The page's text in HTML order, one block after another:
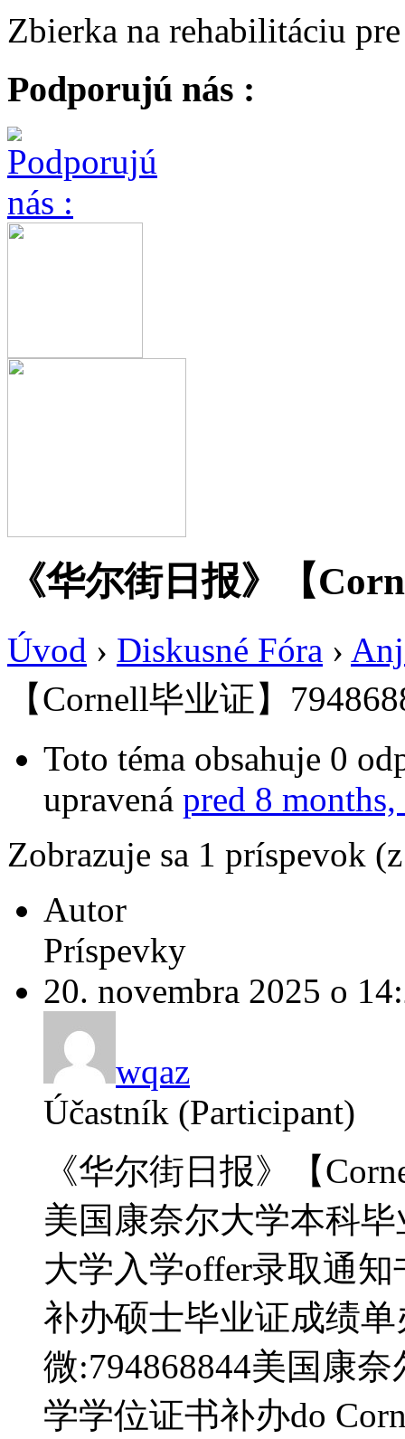
Zbierka na rehabilitáciu
Podporujú nás :
《华尔街日报》【
Úvod › Diskusné Fóra ›
【Cornell毕业证】
Toto téma obsahuje 0
upravená pred 8 months,
Zobrazuje sa 1 príspevok
Autor
Príspevky
20. novembra 2025 o
wqaz
Účastník (Participant)
《华尔街日报》【
美国康奈尔大学本科
大学入学offer录取通知
补办硕士毕业证成绩
微:794868844美国康
学学位证书补办do